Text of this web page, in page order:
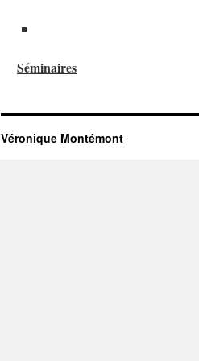
Séminaires
Véronique Montémont